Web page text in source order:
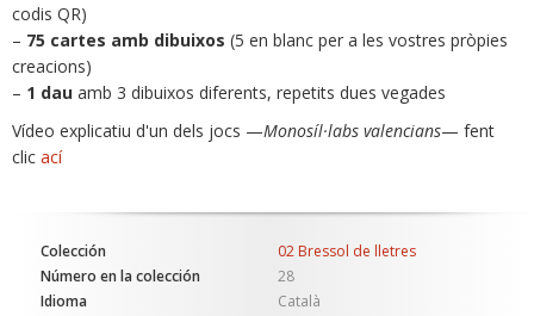
codis QR)
– 75 cartes amb dibuixos (5 en blanc per a les vostres pròpies
creacions)
– 1 dau amb 3 dibuixos diferents, repetits dues vegades
Vídeo explicatiu d'un dels jocs —Monosíl·labs valencians— fent
clic ací
Colección
02 Bressol de lletres
Número en la colección
28
Idioma
Català